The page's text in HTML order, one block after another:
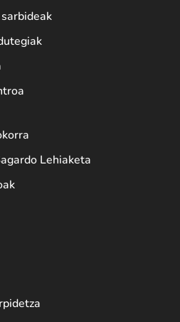
Lehiaketa